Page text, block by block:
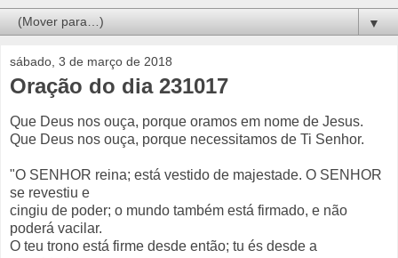
▼
sábado, 3 de março de 2018
Oração do dia 231017
Que Deus nos ouça, porque oramos em nome de Jesus.
Que Deus nos ouça, porque necessitamos de Ti Senhor.
"O SENHOR reina; está vestido de majestade. O SENHOR
se revestiu e
cingiu de poder; o mundo também está firmado, e não
poderá vacilar.
O teu trono está firme desde então; tu és desde a